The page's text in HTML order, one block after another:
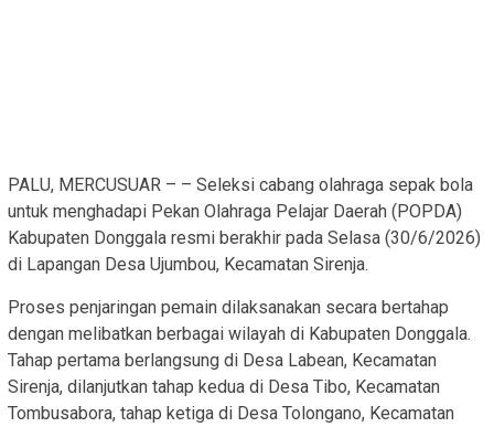
PALU, MERCUSUAR – – Seleksi cabang olahraga sepak bola
untuk menghadapi Pekan Olahraga Pelajar Daerah (POPDA)
Kabupaten Donggala resmi berakhir pada Selasa (30/6/2026)
di Lapangan Desa Ujumbou, Kecamatan Sirenja.
Proses penjaringan pemain dilaksanakan secara bertahap
dengan melibatkan berbagai wilayah di Kabupaten Donggala.
Tahap pertama berlangsung di Desa Labean, Kecamatan
Sirenja, dilanjutkan tahap kedua di Desa Tibo, Kecamatan
Tombusabora, tahap ketiga di Desa Tolongano, Kecamatan